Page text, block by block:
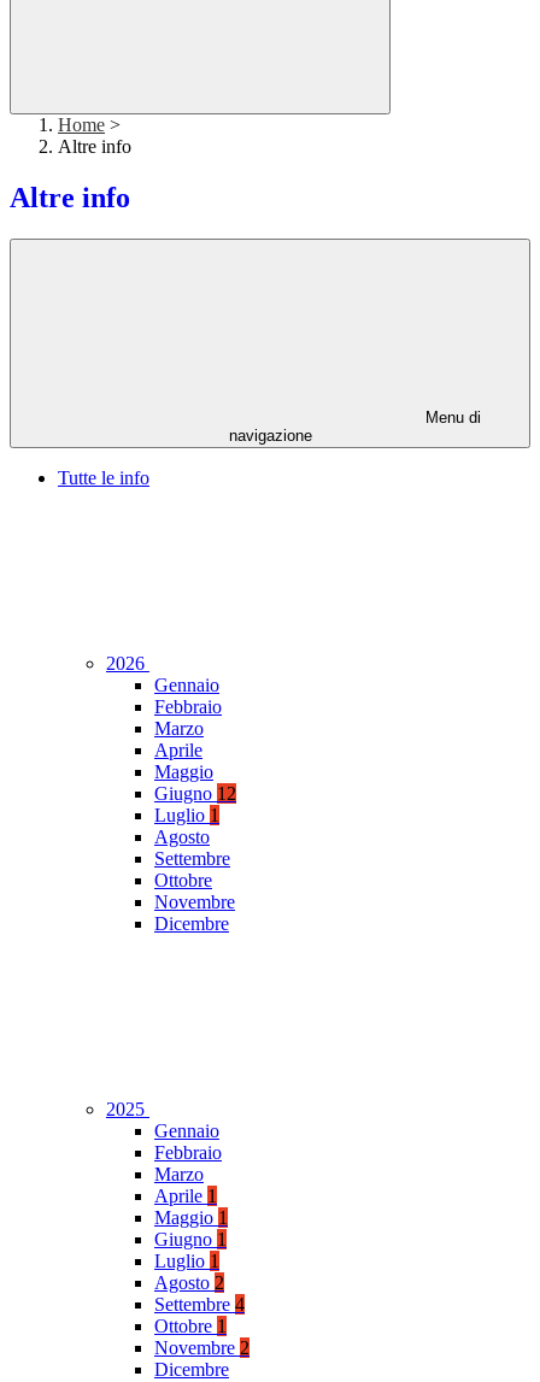
Home >
Altre info
Altre info
Menu di
navigazione
Tutte le info
2026
Gennaio
Febbraio
Marzo
Aprile
Maggio
Giugno 12
Luglio 1
Agosto
Settembre
Ottobre
Novembre
Dicembre
2025
Gennaio
Febbraio
Marzo
Aprile 1
Maggio 1
Giugno 1
Luglio 1
Agosto 2
Settembre 4
Ottobre 1
Novembre 2
Dicembre